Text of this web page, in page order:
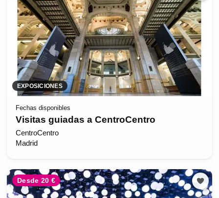
EXPOSICIONES
Fechas disponibles
Visitas guiadas a CentroCentro
CentroCentro
Madrid
Desde 20 €